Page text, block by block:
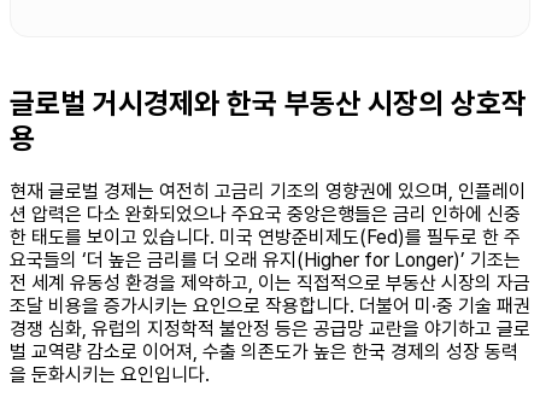
글로벌 거시경제와 한국 부동산 시장의 상호작
용
현재 글로벌 경제는 여전히 고금리 기조의 영향권에 있으며, 인플레이
션 압력은 다소 완화되었으나 주요국 중앙은행들은 금리 인하에 신중
한 태도를 보이고 있습니다. 미국 연방준비제도(Fed)를 필두로 한 주
요국들의 ‘더 높은 금리를 더 오래 유지(Higher for Longer)’ 기조는
전 세계 유동성 환경을 제약하고, 이는 직접적으로 부동산 시장의 자금
조달 비용을 증가시키는 요인으로 작용합니다. 더불어 미·중 기술 패권
경쟁 심화, 유럽의 지정학적 불안정 등은 공급망 교란을 야기하고 글로
벌 교역량 감소로 이어져, 수출 의존도가 높은 한국 경제의 성장 동력
을 둔화시키는 요인입니다.